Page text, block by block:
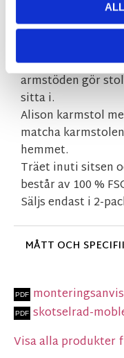
Alison karmstol i
precis som
underrede i 360
Den kupade
armstöden gör
sitta i.
Alison karmstol
matcha
hemmet.
Träet inuti sitsen
består av 100 %
Säljs endast i 2-
MÅTT OCH
skotselrad-
Visa alla produkter